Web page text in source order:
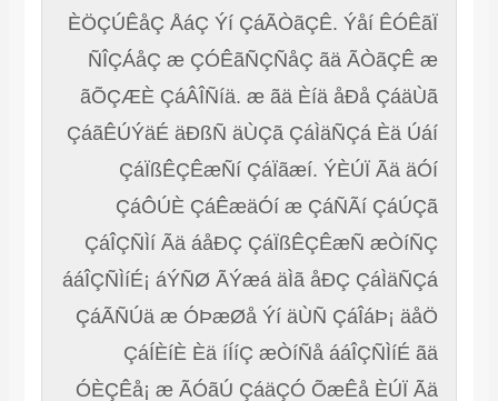
ÈÖÇÚÊåÇ ÅáÇ Ýí ÇáÃÒãÇÊ. Ýåí ÊÓÊãÏ
ÑÎÇÁåÇ æ ÇÓÊãÑÇÑåÇ ãä ÃÒãÇÊ æ
ãÕÇÆÈ ÇáÂÎÑíä. æ ãä Èíä åÐå ÇáäÙã
ÇáãÊÚÝäÉ äÐßÑ äÙÇã ÇáÌäÑÇá Èä Úáí
ÇáÏßÊÇÊæÑí ÇáÏãæí. ÝÈÚÏ Ãä äÓí
ÇáÔÚÈ ÇáÊæäÓí æ ÇáÑÃí ÇáÚÇã
ÇáÎÇÑÌí Ãä áåÐÇ ÇáÏßÊÇÊæÑ æÒíÑÇ
ááÎÇÑÌíÉ¡ áÝÑØ ÃÝæá äÌã åÐÇ ÇáÌäÑÇá
ÇáÃÑÚä æ ÓÞæØå Ýí äÙÑ ÇáÎáÞ¡ äåÖ
ÇáÍÈíÈ Èä íÍíÇ æÒíÑå ááÎÇÑÌíÉ ãä
ÓÈÇÊå¡ æ ÃÓãÚ ÇáäÇÓ ÕæÊå ÈÚÏ Ãä